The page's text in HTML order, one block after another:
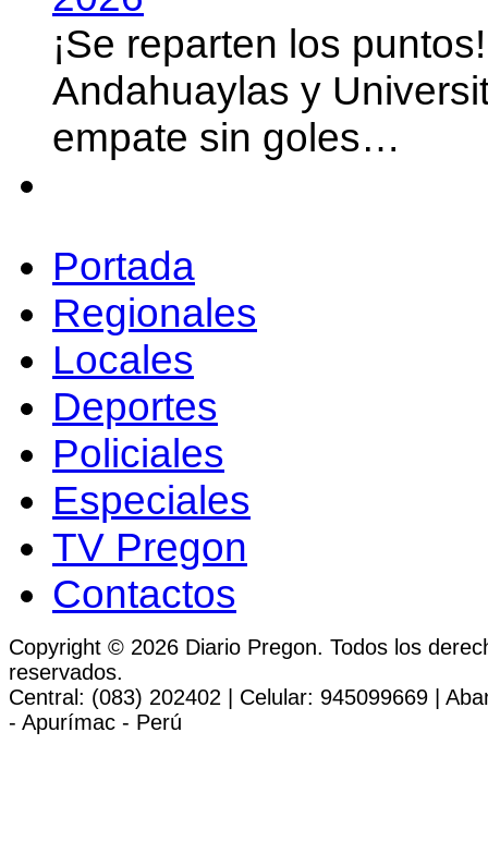
¡Se reparten los
Andahuaylas y
empate sin goles…
Portada
Regionales
Locales
Deportes
Policiales
Especiales
TV Pregon
Contactos
Copyright © 2026 Diario Pregon. Todos los
reservados.
Central: (083) 202402 | Celular: 945099669 |
- Apurímac - Perú